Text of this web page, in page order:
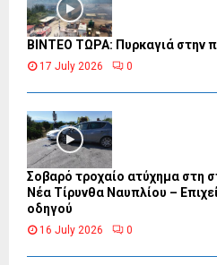
ΒΙΝΤΕΟ ΤΩΡΑ: Πυρκαγιά στην
17 July 2026 0
Σοβαρό τροχαίο ατύχημα στη
Νέα Τίρυνθα Ναυπλίου –
οδηγού
16 July 2026 0